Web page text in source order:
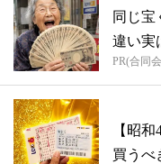
同じ宝
違い実
PR(合同
【昭
買うべ